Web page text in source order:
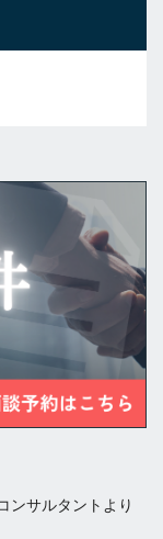
ンサルタントより